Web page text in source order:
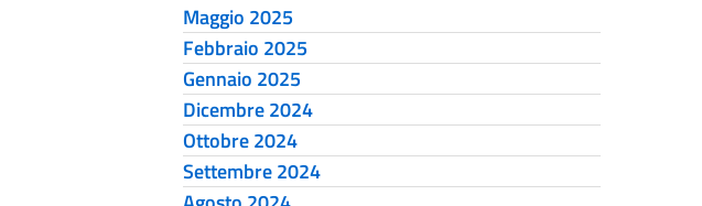
Maggio 2025
Febbraio 2025
Gennaio 2025
Dicembre 2024
Ottobre 2024
Settembre 2024